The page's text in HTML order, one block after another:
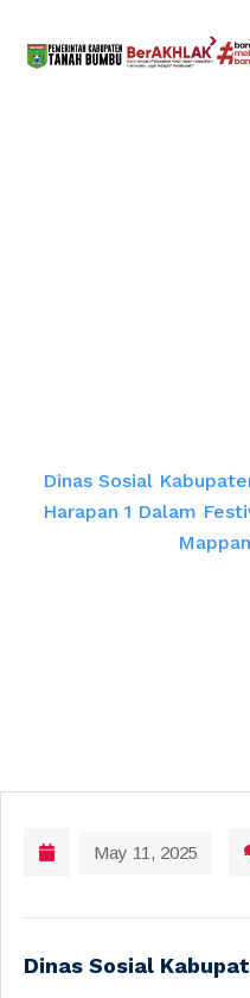
Dinas Sosial
Harapan 1 Dalam
May 11, 2025
Dinas Sosial